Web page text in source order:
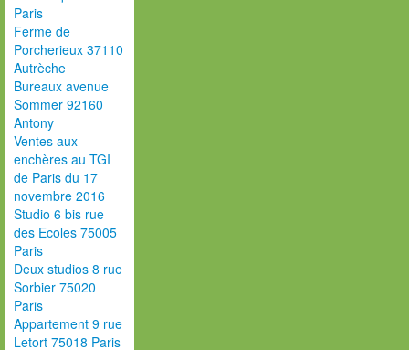
Paris
Ferme de
Porcherieux 37110
Autrèche
Bureaux avenue
Sommer 92160
Antony
Ventes aux
enchères au TGI
de Paris du 17
novembre 2016
Studio 6 bis rue
des Ecoles 75005
Paris
Deux studios 8 rue
Sorbier 75020
Paris
Appartement 9 rue
Letort 75018 Paris